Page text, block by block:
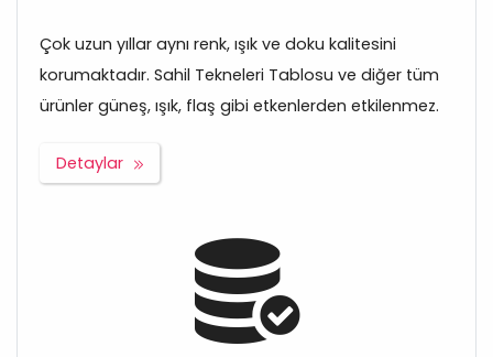
Çok uzun yıllar aynı renk, ışık ve doku kalitesini
korumaktadır. Sahil Tekneleri Tablosu ve diğer tüm
ürünler güneş, ışık, flaş gibi etkenlerden etkilenmez.
Detaylar